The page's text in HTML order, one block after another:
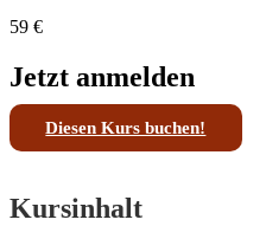
59 €
Jetzt anmelden
Diesen Kurs buchen!
Kursinhalt